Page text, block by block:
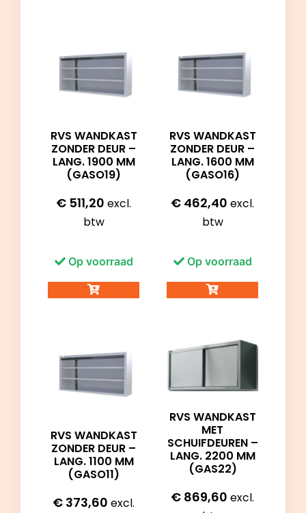
RVS WANDKAST
ZONDER DEUR –
LANG. 1900 MM
(GASO19)
€ 511,20 excl.
btw
Op voorraad
RVS WANDKAST
ZONDER DEUR –
LANG. 1600 MM
(GASO16)
€ 462,40 excl.
btw
Op voorraad
RVS WANDKAST
ZONDER DEUR –
LANG. 1100 MM
(GASO11)
€ 373,60 excl.
RVS WANDKAST
MET
SCHUIFDEUREN –
LANG. 2200 MM
(GAS22)
€ 869,60 excl.